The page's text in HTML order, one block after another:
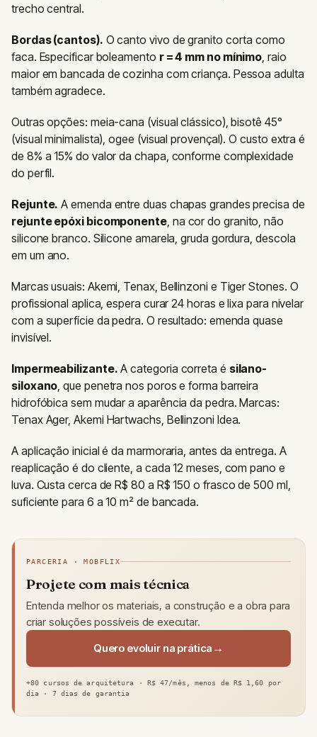
trecho central.
Bordas (cantos). O canto vivo de granito corta como
faca. Especificar boleamento r = 4 mm no mínimo , raio
maior em bancada de cozinha com criança. Pessoa adulta
também agradece.
Outras opções: meia-cana (visual clássico), bisotê 45°
(visual minimalista), ogee (visual provençal). O custo extra é
de 8% a 15% do valor da chapa, conforme complexidade
do perfil.
Rejunte. A emenda entre duas chapas grandes precisa de
rejunte epóxi bicomponente, na cor do granito, não
silicone branco. Silicone amarela, gruda gordura, descola
em um ano.
Marcas usuais: Akemi, Tenax, Bellinzoni e Tiger Stones. O
profissional aplica, espera curar 24 horas e lixa para nivelar
com a superfície da pedra. O resultado: emenda quase
invisível.
Impermeabilizante. A categoria correta é silano-
siloxano , que penetra nos poros e forma barreira
hidrofóbica sem mudar a aparência da pedra. Marcas:
Tenax Ager, Akemi Hartwachs, Bellinzoni Idea.
A aplicação inicial é da marmoraria, antes da entrega. A
reaplicação é do cliente, a cada 12 meses, com pano e
luva. Custa cerca de R$ 80 a R$ 150 o frasco de 500 ml,
suficiente para 6 a 10 m² de bancada.
PARCERIA · MOBFLIX
Projete com mais técnica
Entenda melhor os materiais, a construção e a obra para
criar soluções possíveis de executar.
Quero evoluir na prática
+80 cursos de arquitetura · R$ 47/mês, menos de R$ 1,60 por
dia · 7 dias de garantia